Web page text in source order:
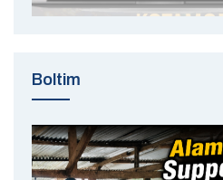
Boltim